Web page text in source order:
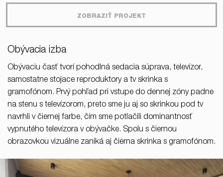
ZOBRAZIŤ PROJEKT
Obývacia izba
Obývaciu časť tvorí pohodlná sedacia súprava, televízor,
samostatne stojace reproduktory a tv skrinka s
gramofónom. Prvý pohľad pri vstupe do dennej zóny padne
na stenu s televízorom, preto sme ju aj so skrinkou pod tv
navrhli v čiernej farbe, čím sme potlačili dominantnosť
vypnutého televízora v obývačke. Spolu s čiernou
obrazovkou vizuálne zaniká aj čierna skrinka s gramofónom.